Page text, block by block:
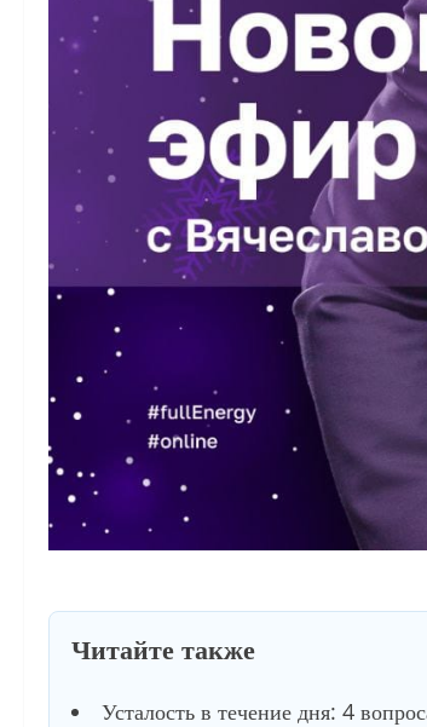
Читайте также
Усталость в течение дня: 4